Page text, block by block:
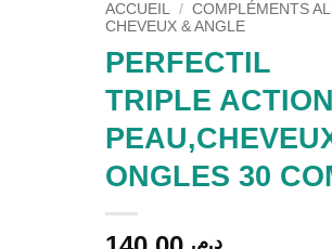
ACCUEIL / COMPLÉMENTS
CHEVEUX & ANGLE
PERFECTIL
TRIPLE ACTION
ONGLES 30
د.م.